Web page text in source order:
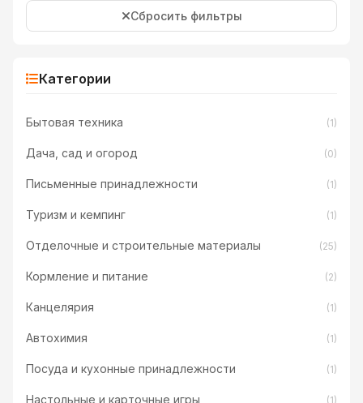
Сбросить фильтры
Категории
Бытовая техника (1)
Дача, сад и огород (0)
Письменные принадлежности (1)
Туризм и кемпинг (1)
Отделочные и строительные материалы (25)
Кормление и питание (2)
Канцелярия (1)
Автохимия (1)
Посуда и кухонные принадлежности (1)
Настольные и карточные игры (1)